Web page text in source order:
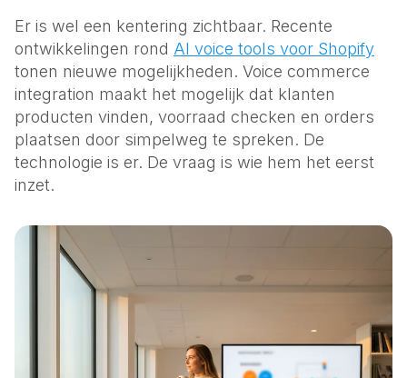
Er is wel een kentering zichtbaar. Recente
ontwikkelingen rond AI voice tools voor Shopify
tonen nieuwe mogelijkheden. Voice commerce
integration maakt het mogelijk dat klanten
producten vinden, voorraad checken en orders
plaatsen door simpelweg te spreken. De
technologie is er. De vraag is wie hem het eerst
inzet.